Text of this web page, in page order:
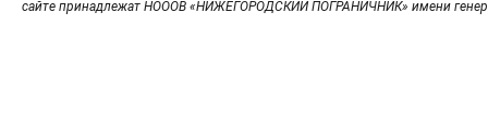
сайте принадлежат НОООВ «НИЖЕГОРОДСКИЙ ПОГРАНИЧНИК» имени